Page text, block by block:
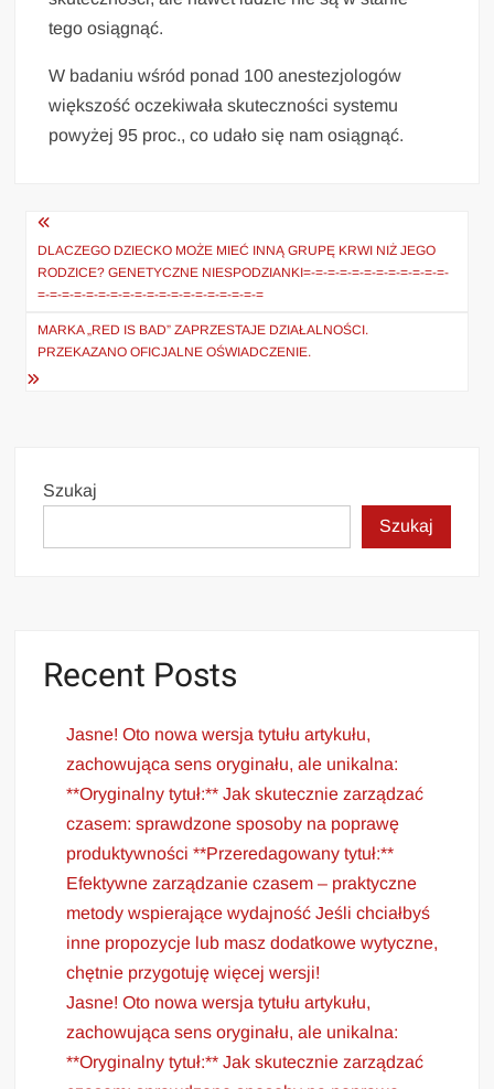
tego osiągnąć.
W badaniu wśród ponad 100 anestezjologów
większość oczekiwała skuteczności systemu
powyżej 95 proc., co udało się nam osiągnąć.
Nawigacja
wpisu
DLACZEGO DZIECKO MOŻE MIEĆ INNĄ GRUPĘ KRWI NIŻ JEGO
RODZICE? GENETYCZNE NIESPODZIANKI=-=-=-=-=-=-=-=-=-=-=-=-
=-=-=-=-=-=-=-=-=-=-=-=-=-=-=-=-=-=-=
MARKA „RED IS BAD” ZAPRZESTAJE DZIAŁALNOŚCI.
PRZEKAZANO OFICJALNE OŚWIADCZENIE.
Szukaj
Szukaj
Recent Posts
Jasne! Oto nowa wersja tytułu artykułu,
zachowująca sens oryginału, ale unikalna:
**Oryginalny tytuł:** Jak skutecznie zarządzać
czasem: sprawdzone sposoby na poprawę
produktywności **Przeredagowany tytuł:**
Efektywne zarządzanie czasem – praktyczne
metody wspierające wydajność Jeśli chciałbyś
inne propozycje lub masz dodatkowe wytyczne,
chętnie przygotuję więcej wersji!
Jasne! Oto nowa wersja tytułu artykułu,
zachowująca sens oryginału, ale unikalna:
**Oryginalny tytuł:** Jak skutecznie zarządzać